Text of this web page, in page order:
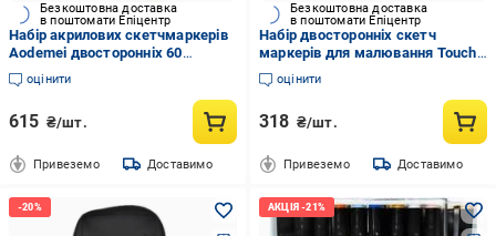
Безкоштовна доставка
в поштомати Епіцентр
Набір акрилових скетчмаркерів
Aodemei двосторонніх 60
кольорів
оцінити
615 ₴/шт.
Привеземо Доставимо
Безкоштовна доставка
в поштомати Епіцентр
Набір двосторонніх скетч
маркерів для малювання Touch
60 шт. (HA-223)
оцінити
318 ₴/шт.
Привеземо Доставимо